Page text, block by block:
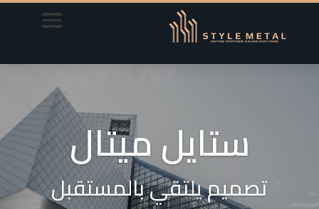
ستايل ميتال
تصميم يلتقي بالمستقبل